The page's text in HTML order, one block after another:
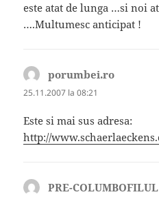
este atat de lunga …si noi
….Multumesc anticipat !
porumbei.ro
25.11.2007 la 08:21
Este si mai sus adresa:
http://
PRE-COLUMBOFILUL